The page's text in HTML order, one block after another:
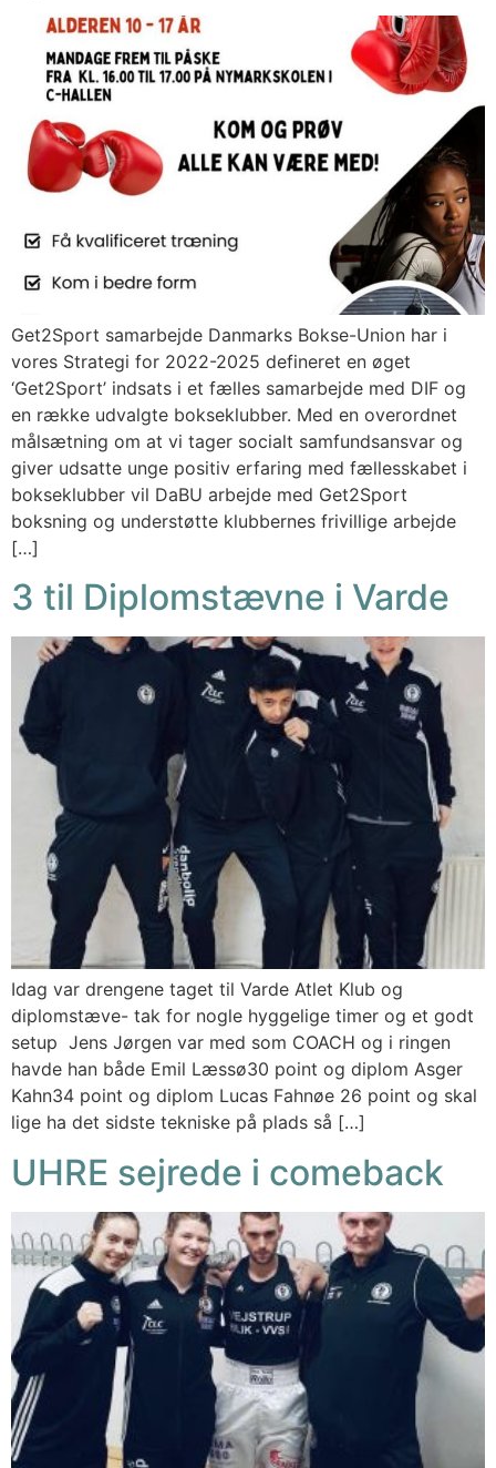
Get2Sport samarbejde Danmarks Bokse-Union har i
vores Strategi for 2022-2025 defineret en øget
‘Get2Sport’ indsats i et fælles samarbejde med DIF og
en række udvalgte bokseklubber. Med en overordnet
målsætning om at vi tager socialt samfundsansvar og
giver udsatte unge positiv erfaring med fællesskabet i
bokseklubber vil DaBU arbejde med Get2Sport
boksning og understøtte klubbernes frivillige arbejde
[…]
3 til Diplomstævne i Varde
Idag var drengene taget til Varde Atlet Klub og
diplomstæve- tak for nogle hyggelige timer og et godt
setup Jens Jørgen var med som COACH og i ringen
havde han både Emil Læssø30 point og diplom Asger
Kahn34 point og diplom Lucas Fahnøe 26 point og skal
lige ha det sidste tekniske på plads så […]
UHRE sejrede i comeback